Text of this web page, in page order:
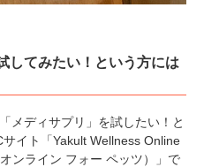
してみたい！という方には
メディサプリ」を試したい！と
イト「Yakult Wellness Online
ンライン フォー ペッツ）」で